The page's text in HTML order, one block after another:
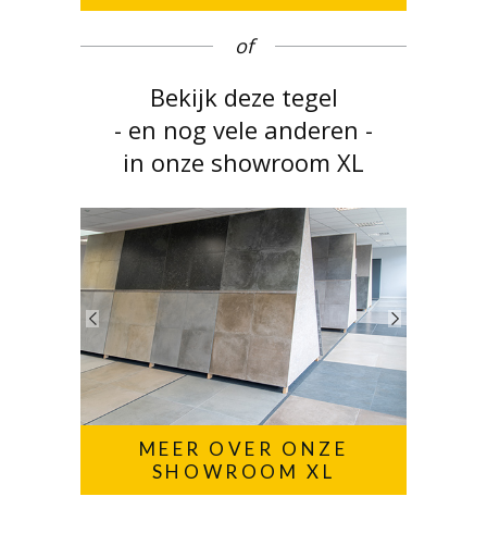
of
Bekijk deze tegel
- en nog vele anderen -
in onze showroom XL
MEER OVER ONZE
SHOWROOM XL